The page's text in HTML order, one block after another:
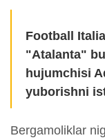
Football
"Atalanta"
hujumchisi
yuborishni
Bergamoliklar